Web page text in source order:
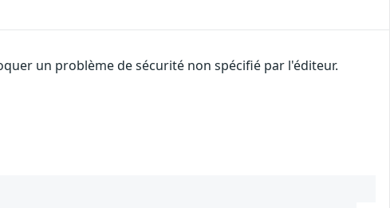
un problème de sécurité non spécifié par l'éditeur.